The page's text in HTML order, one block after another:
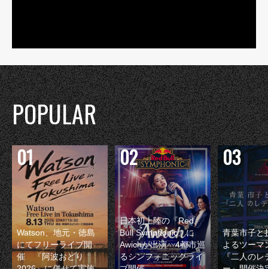
POPULAR
Watson、地元・徳島
にてフリーライブ開
催 『阿波おどり
日本初上陸の『Red
Bull Symphonic』に
Awichが出演 4都市巡
るシンフォニックライ
青葉市子と
よるツーマ
『二人のレ